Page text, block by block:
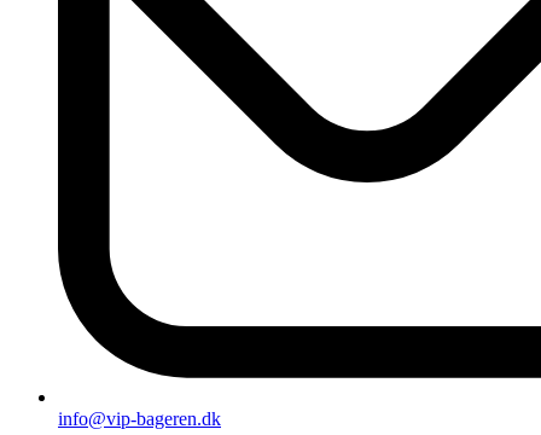
info@vip-bageren.dk